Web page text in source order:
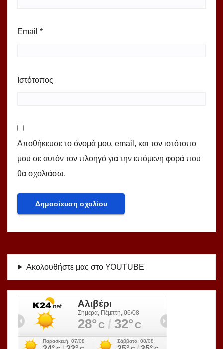
Email *
Ιστότοπος
Αποθήκευσε το όνομά μου, email, και τον ιστότοπο
μου σε αυτόν τον πλοηγό για την επόμενη φορά που
θα σχολιάσω.
Ακολουθήστε μας στο YOUTUBE